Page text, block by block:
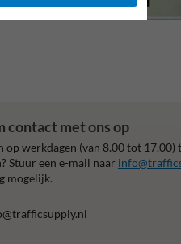
contact met ons op
op werkdagen (van 8.00 tot 17.00)
Stuur een e-mail naar
mogelijk.